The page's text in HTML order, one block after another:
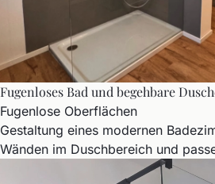
Fugenloses Bad und begehbare
Fugenlose Oberflächen
Gestaltung eines modernen
Wänden im Duschbereich und